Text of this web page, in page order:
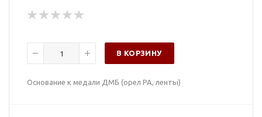
В КОРЗИНУ
Основание к медали ДМБ (орел РА, ленты)